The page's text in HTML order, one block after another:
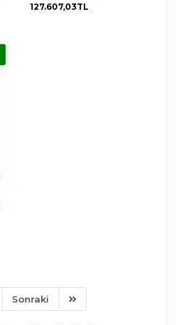
127.607,03TL
Sonraki